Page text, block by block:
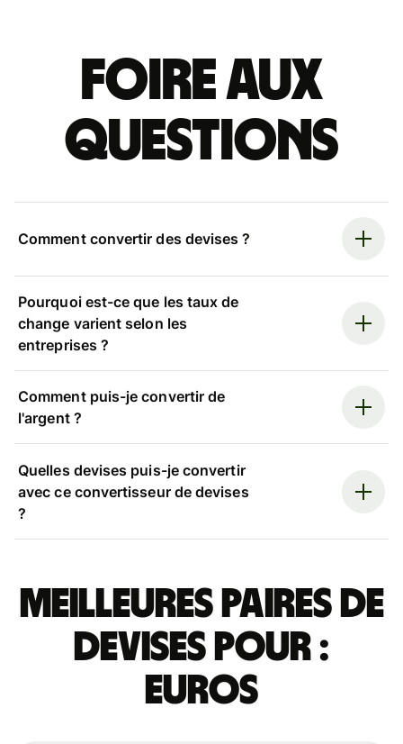
Foire aux
questions
Comment convertir des devises ?
Pourquoi est-ce que les taux de
change varient selon les
entreprises ?
Comment puis-je convertir de
l'argent ?
Quelles devises puis-je convertir
avec ce convertisseur de devises
?
Meilleures paires de
devises pour :
euros